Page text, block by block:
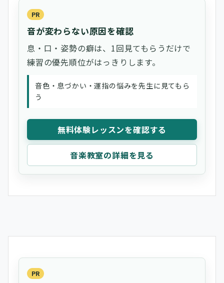
PR
音が変わらない原因を確認
息・口・姿勢の癖は、1回見てもらうだけで
練習の優先順位がはっきりします。
音色・息づかい・運指の悩みを先生に見てもら
う
無料体験レッスンを確認する
音楽教室の詳細を見る
PR